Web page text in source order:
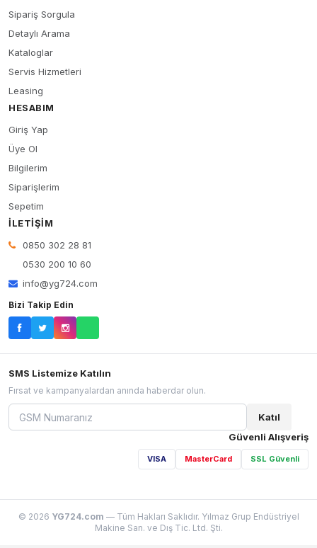
Sipariş Sorgula
Detaylı Arama
Kataloglar
Servis Hizmetleri
Leasing
HESABIM
Giriş Yap
Üye Ol
Bilgilerim
Siparişlerim
Sepetim
İLETIŞIM
0850 302 28 81
0530 200 10 60
info@yg724.com
Bizi Takip Edin
SMS Listemize Katılın
Fırsat ve kampanyalardan anında haberdar olun.
Katıl
Güvenli Alışveriş
VISA MasterCard SSL Güvenli
© 2026 YG724.com — Tüm Hakları Saklıdır. Yılmaz Grup Endüstriyel
Makine San. ve Dış Tic. Ltd. Şti.